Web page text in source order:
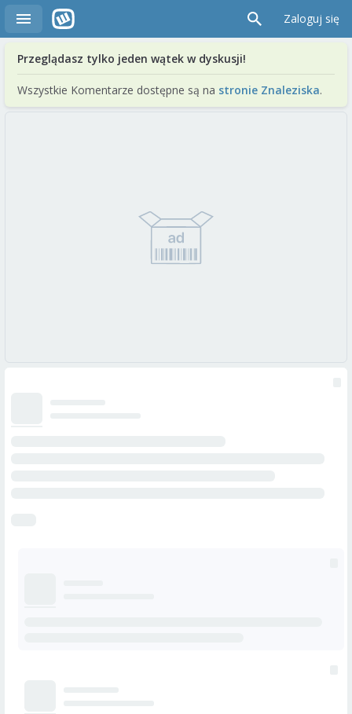
Zaloguj się
Przeglądasz tylko jeden wątek w dyskusji!
Wszystkie Komentarze dostępne są na stronie Znaleziska.